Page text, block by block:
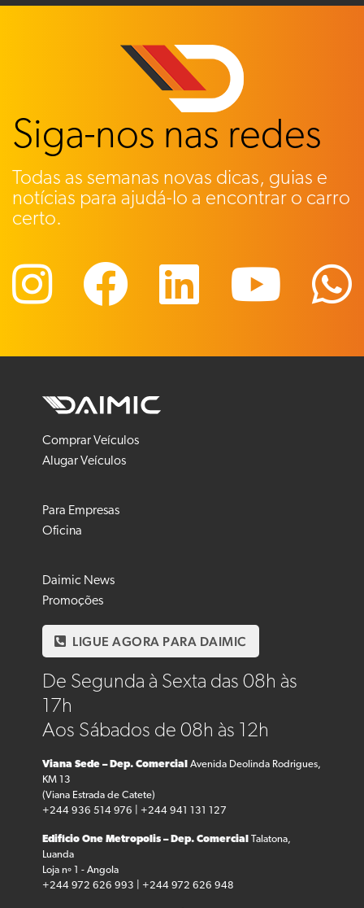
Siga-nos nas redes
Todas as semanas novas dicas, guias e
notícias para ajudá-lo a encontrar o carro
certo.
Comprar Veículos
Alugar Veículos
Para Empresas
Oficina
Daimic News
Promoções
LIGUE AGORA PARA DAIMIC
De Segunda à Sexta das 08h às
17h
Aos Sábados de 08h às 12h
Viana Sede – Dep. Comercial
Avenida Deolinda Rodrigues,
KM 13
(Viana Estrada de Catete)
+244 936 514 976 | +244 941 131 127
Edifício One Metropolis – Dep. Comercial
Talatona,
Luanda
Loja nº 1 - Angola
+244 972 626 993 | +244 972 626 948